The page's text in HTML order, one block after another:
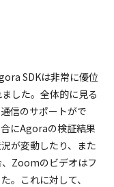
SDKは非常に優位
した。全体的に見る
信のサポートがで
にAgoraの検証結果
が変動したり、また
Zoomのビデオはフ
。これに対して、